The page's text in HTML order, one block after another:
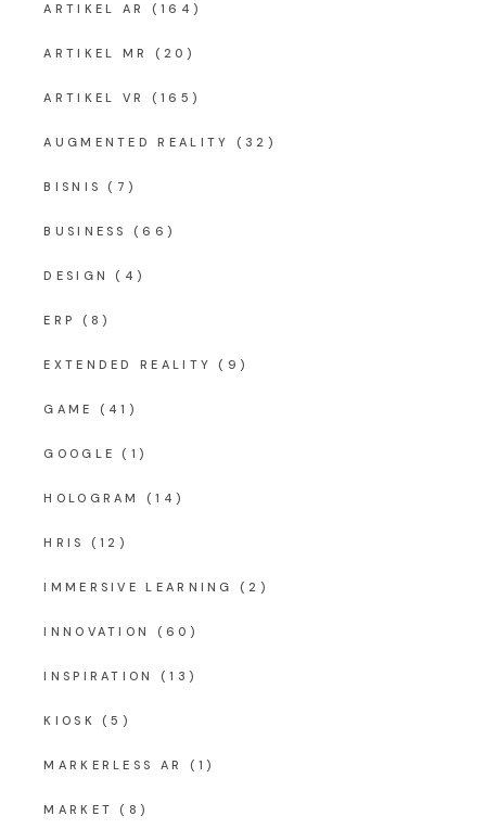
ARTIKEL AR (164)
ARTIKEL MR (20)
ARTIKEL VR (165)
AUGMENTED REALITY (32)
BISNIS (7)
BUSINESS (66)
DESIGN (4)
ERP (8)
EXTENDED REALITY (9)
GAME (41)
GOOGLE (1)
HOLOGRAM (14)
HRIS (12)
IMMERSIVE LEARNING (2)
INNOVATION (60)
INSPIRATION (13)
KIOSK (5)
MARKERLESS AR (1)
MARKET (8)